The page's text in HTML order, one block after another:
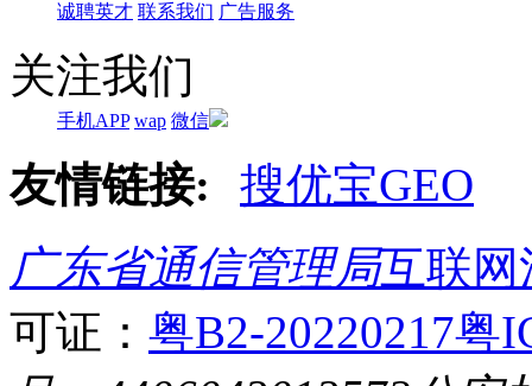
诚聘英才 联系我们 广告服务
关注我们
手机APP wap 微信
友情链接:
搜优宝GEO
广东省通信管理局互联网
可证： 粤B2-20220217粤